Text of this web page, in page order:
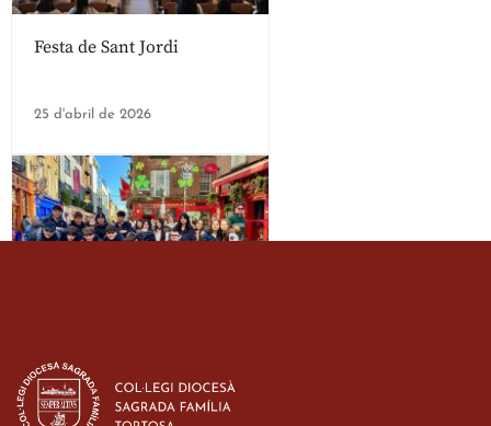
Festa de Sant Jordi
25 d'abril de 2026
d’ESO-BSD a Irlanda
23 de març de 2026